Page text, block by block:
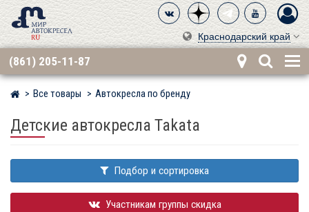
Краснодарский край
(861) 205-11-87
Мир детских автокресел
Все товары Автокресла по бренду
Детские автокресла Takata
Подбор и сортировка
Участникам группы скидка